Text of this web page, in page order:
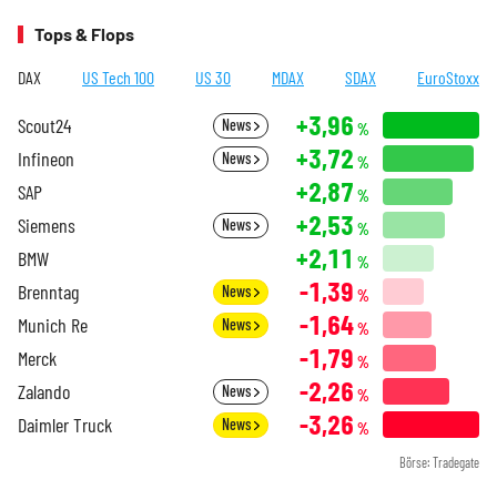
Tops & Flops
DAX US Tech 100 US 30 MDAX SDAX EuroStoxx
Scout24 News +3,96 %
Infineon News +3,72 %
SAP +2,87 %
Siemens News +2,53 %
BMW +2,11 %
Brenntag News -1,39 %
Munich Re News -1,64%
Merck -1,79 %
Zalando News -2,26 %
Daimler Truck News -3,26 %
Börse: Tradegate